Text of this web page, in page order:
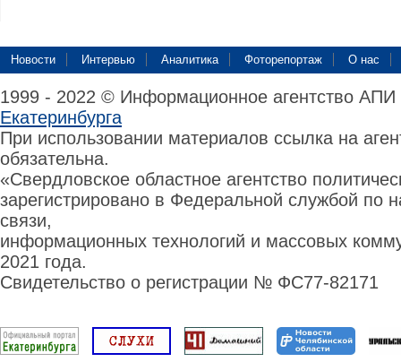
Новости Интервью Аналитика Фоторепортаж О нас
1999 - 2022 © Информационное агентство
Екатеринбурга
При использовании материалов ссылка на
обязательна.
«Свердловское областное агентство
зарегистрировано в Федеральной службой по
связи,
информационных технологий и массовых
2021 года.
Свидетельство о регистрации № ФС77-82171